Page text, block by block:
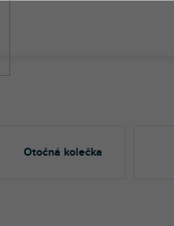
Otočná kolečka